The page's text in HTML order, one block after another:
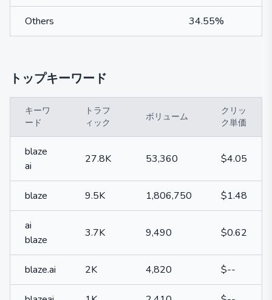
Others 34.55%
トップキーワード
キーワ
ード
トラフ
ィック
ボリューム
クリッ
ク単価
blaze
ai
27.8K 53,360 $4.05
blaze 9.5K 1,806,750 $1.48
ai
blaze
3.7K 9,490 $0.62
blaze.ai 2K 4,820 $--